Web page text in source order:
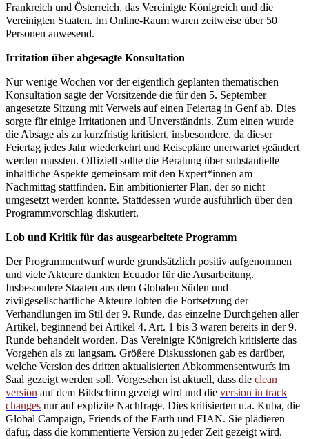
Frankreich und Österreich, das Vereinigte Königreich und die
Vereinigten Staaten. Im Online-Raum waren zeitweise über 50
Personen anwesend.
Irritation über abgesagte Konsultation
Nur wenige Wochen vor der eigentlich geplanten thematischen
Konsultation sagte der Vorsitzende die für den 5. September
angesetzte Sitzung mit Verweis auf einen Feiertag in Genf ab. Dies
sorgte für einige Irritationen und Unverständnis. Zum einen wurde
die Absage als zu kurzfristig kritisiert, insbesondere, da dieser
Feiertag jedes Jahr wiederkehrt und Reisepläne unerwartet geändert
werden mussten. Offiziell sollte die Beratung über substantielle
inhaltliche Aspekte gemeinsam mit den Expert*innen am
Nachmittag stattfinden. Ein ambitionierter Plan, der so nicht
umgesetzt werden konnte. Stattdessen wurde ausführlich über den
Programmvorschlag diskutiert.
Lob und Kritik für das ausgearbeitete Programm
Der Programmentwurf wurde grundsätzlich positiv aufgenommen
und viele Akteure dankten Ecuador für die Ausarbeitung.
Insbesondere Staaten aus dem Globalen Süden und
zivilgesellschaftliche Akteure lobten die Fortsetzung der
Verhandlungen im Stil der 9. Runde, das einzelne Durchgehen aller
Artikel, beginnend bei Artikel 4. Art. 1 bis 3 waren bereits in der 9.
Runde behandelt worden. Das Vereinigte Königreich kritisierte das
Vorgehen als zu langsam. Größere Diskussionen gab es darüber,
welche Version des dritten aktualisierten Abkommensentwurfs im
Saal gezeigt werden soll. Vorgesehen ist aktuell, dass die clean
version auf dem Bildschirm gezeigt wird und die version in track
changes nur auf explizite Nachfrage. Dies kritisierten u.a. Kuba, die
Global Campaign, Friends of the Earth und FIAN. Sie plädieren
dafür, dass die kommentierte Version zu jeder Zeit gezeigt wird.